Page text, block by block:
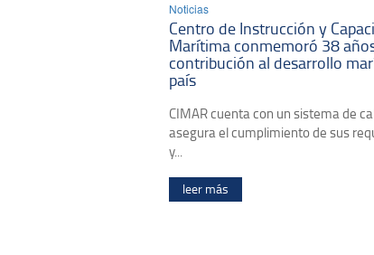
Noticias
Centro de Instrucción y
Marítima conmemoró 38
contribución al desarrollo
país
CIMAR cuenta con un sistema de
asegura el cumplimiento de sus
y...
leer más